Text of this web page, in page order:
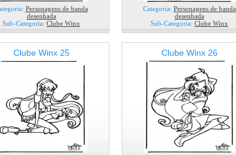
Personagens de banda
desenhada
Sub-Categoria: Clube Winx
Categoria: Personagens de banda
desenhada
Sub-Categoria: Clube Winx
Clube Winx 25 Clube Winx 26